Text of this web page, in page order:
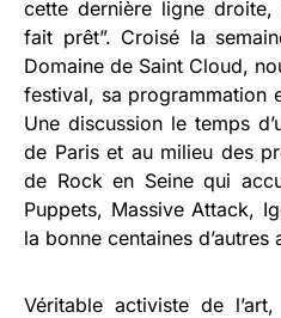
cette dernière ligne
fait prêt”. Croisé la
Domaine de Saint Cloud,
festival, sa programmation
Une discussion le temps
de Paris et au milieu des
de Rock en Seine qui
Puppets, Massive Attack,
la bonne centaines d’autres
Véritable activiste de